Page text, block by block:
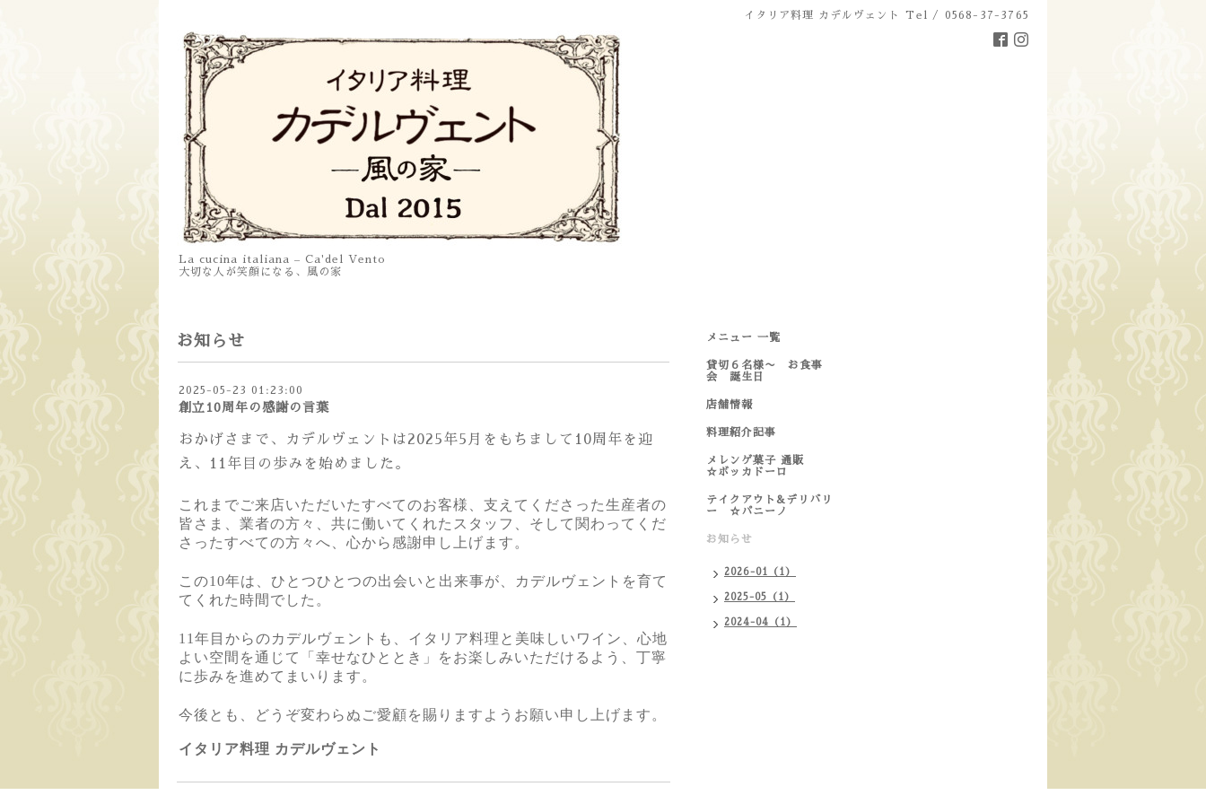
イタリア料理 カデルヴェント Tel / 0568-37-3765
La cucina italiana – Ca'del Vento
大切な人が笑顔になる、風の家
お知らせ
2025-05-23 01:23:00
創立10周年の感謝の言葉
おかげさまで、カデルヴェントは2025年5月をもちまして10周年を迎
え、11年目の歩みを始めました。
これまでご来店いただいたすべてのお客様、支えてくださった生産者の
皆さま、業者の方々、共に働いてくれたスタッフ、そして関わってくだ
さったすべての方々へ、心から感謝申し上げます。
この10年は、ひとつひとつの出会いと出来事が、カデルヴェントを育て
てくれた時間でした。
11年目からのカデルヴェントも、イタリア料理と美味しいワイン、心地
よい空間を通じて「幸せなひととき」をお楽しみいただけるよう、丁寧
に歩みを進めてまいります。
今後とも、どうぞ変わらぬご愛顧を賜りますようお願い申し上げます。
イタリア料理 カデルヴェント
メニュー 一覧
貸切６名様〜 お食事
会 誕生日
店舗情報
料理紹介記事
メレンゲ菓子 通販
☆ボッカドーロ
テイクアウト&デリバリ
ー ☆パニーノ
お知らせ
2026-01（1）
2025-05（1）
2024-04（1）